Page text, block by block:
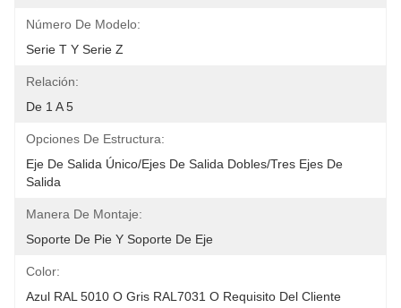
Número De Modelo:
Serie T Y Serie Z
Relación:
De 1 A 5
Opciones De Estructura:
Eje De Salida Único/ejes De Salida Dobles/tres Ejes De
Salida
Manera De Montaje:
Soporte De Pie Y Soporte De Eje
Color:
Azul RAL 5010 O Gris RAL7031 O Requisito Del Cliente